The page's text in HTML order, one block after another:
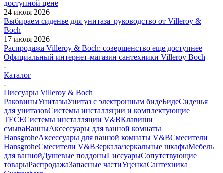
доступной цене
24 июля 2026
Выбираем сиденье для унитаза: руководство от Villeroy &
Boch
17 июля 2026
Распродажа Villeroy & Boch: совершенство еще доступнее
Официальный интернет-магазин сантехники Villeroy Boch
-
Каталог
-
Писсуары Villeroy & Boch
РаковиныУнитазыУнитаз с электронным бидеБидеСиденья
для унитазовСистемы инсталляции и комплектующие
TECEСистемы инсталляции V&BКлавиши
смываВанныАксессуары для ванной комнаты
HansgroheАксессуары для ванной комнаты V&BСмесители
HansgroheСмесители V&BЗеркала/зеркальные шкафыМебель
для ваннойДушевые поддоныПиссуарыСопутствующие
товарыРаспродажаЗапасные частиУценкаСантехника